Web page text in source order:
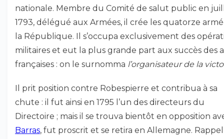
nationale. Membre du Comité de salut public en
1793, délégué aux Armées, il crée les quatorze
la République. Il s’occupa exclusivement des
militaires et eut la plus grande part aux succès des
françaises : on le surnomma l’organisateur de la
Il prit position contre Robespierre et contribua à sa
chute : il fut ainsi en 1795 l’un des directeurs du
Directoire ; mais il se trouva bientôt en opposition
Barras, fut proscrit et se retira en Allemagne.